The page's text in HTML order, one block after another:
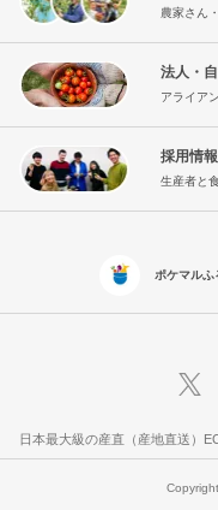
農家さん
法人・
アライア
採用情報
生産者と
ポケマルふ
日本最大級の産直（産地直送）